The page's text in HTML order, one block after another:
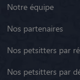
Notre équipe
Nos partenaires
Nos petsitters par
Nos petsitters par